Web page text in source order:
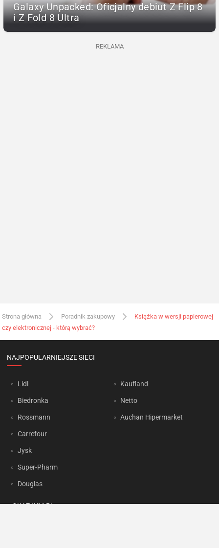
Galaxy Unpacked: Oficjalny debiut Z Flip 8
i Z Fold 8 Ultra
REKLAMA
Strona główna Poradnik zakupowy
Książka w wersji papierowej
czy elektronicznej - którą wybrać?
NAJPOPULARNIEJSZE SIECI
Lidl
Biedronka
Rossmann
Carrefour
Jysk
Super-Pharm
Douglas
Kaufland
Netto
Auchan Hipermarket
OKAZJUM.PL